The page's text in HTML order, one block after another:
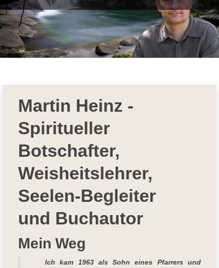
Martin Heinz -
Spiritueller
Botschafter,
Weisheitslehrer,
Seelen-Begleiter
und Buchautor
Mein Weg
Ich kam 1963 als Sohn eines Pfarrers und